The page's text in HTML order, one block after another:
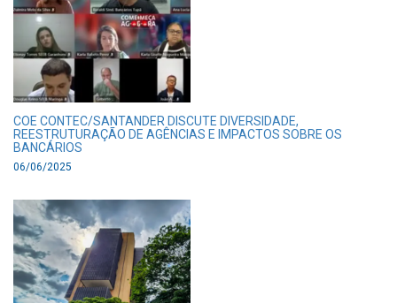
COE CONTEC/SANTANDER DISCUTE DIVERSIDADE,
REESTRUTURAÇÃO DE AGÊNCIAS E IMPACTOS SOBRE OS
BANCÁRIOS
06/06/2025